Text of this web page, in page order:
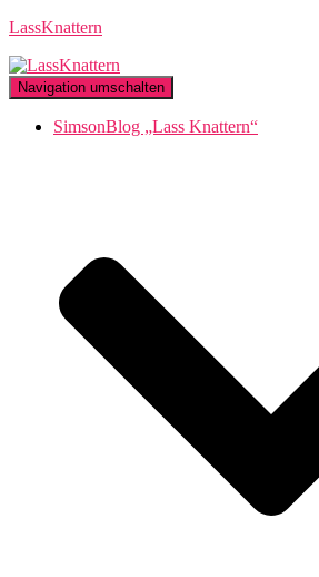
LassKnattern
Navigation umschalten
SimsonBlog „Lass Knattern“